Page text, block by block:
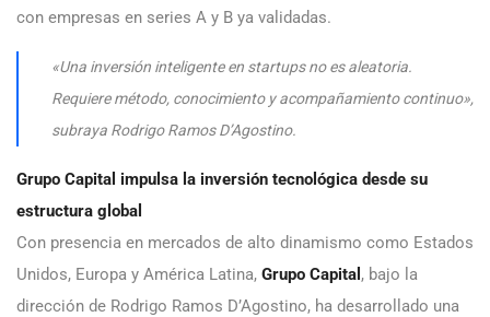
con empresas en series A y B ya validadas.
«Una inversión inteligente en startups no es aleatoria.
Requiere método, conocimiento y acompañamiento continuo»,
subraya Rodrigo Ramos D’Agostino.
Grupo Capital impulsa la inversión tecnológica desde su
estructura global
Con presencia en mercados de alto dinamismo como Estados
Unidos, Europa y América Latina, Grupo Capital , bajo la
dirección de Rodrigo Ramos D’Agostino, ha desarrollado una